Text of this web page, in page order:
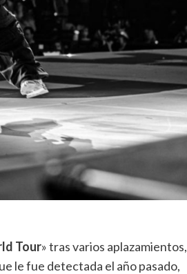
Tour» tras varios aplazamientos,
le fue detectada el año pasado,